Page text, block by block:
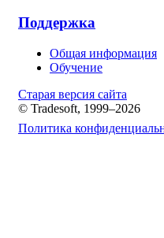
Поддержка
Общая информация
Обучение
Старая версия сайта
© Tradesoft, 1999–2026
Политика